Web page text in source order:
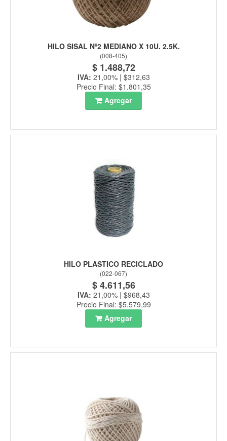
HILO SISAL Nº2 MEDIANO X 10U. 2.5K.
(008-405)
$ 1.488,72
IVA: 21,00% | $312,63
Precio Final: $1.801,35
Agregar
HILO PLASTICO RECICLADO
(022-067)
$ 4.611,56
IVA: 21,00% | $968,43
Precio Final: $5.579,99
Agregar